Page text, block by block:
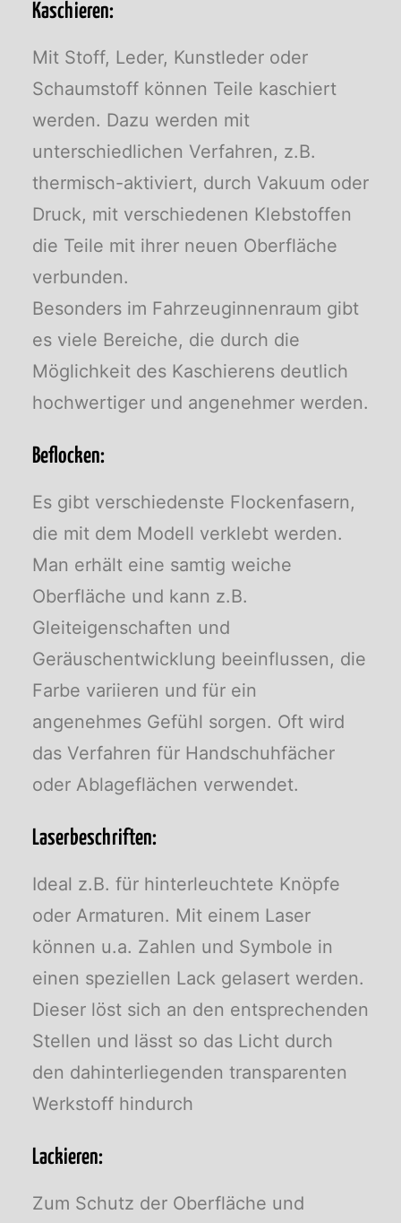
Kaschieren:
Mit Stoff, Leder, Kunstleder oder
Schaumstoff können Teile kaschiert
werden. Dazu werden mit
unterschiedlichen Verfahren, z.B.
thermisch-aktiviert, durch Vakuum oder
Druck, mit verschiedenen Klebstoffen
die Teile mit ihrer neuen Oberfläche
verbunden.
Besonders im Fahrzeuginnenraum gibt
es viele Bereiche, die durch die
Möglichkeit des Kaschierens deutlich
hochwertiger und angenehmer werden.
Beflocken:
Es gibt verschiedenste Flockenfasern,
die mit dem Modell verklebt werden.
Man erhält eine samtig weiche
Oberfläche und kann z.B.
Gleiteigenschaften und
Geräuschentwicklung beeinflussen, die
Farbe variieren und für ein
angenehmes Gefühl sorgen. Oft wird
das Verfahren für Handschuhfächer
oder Ablageflächen verwendet.
Laserbeschriften:
Ideal z.B. für hinterleuchtete Knöpfe
oder Armaturen. Mit einem Laser
können u.a. Zahlen und Symbole in
einen speziellen Lack gelasert werden.
Dieser löst sich an den entsprechenden
Stellen und lässt so das Licht durch
den dahinterliegenden transparenten
Werkstoff hindurch
Lackieren:
Zum Schutz der Oberfläche und